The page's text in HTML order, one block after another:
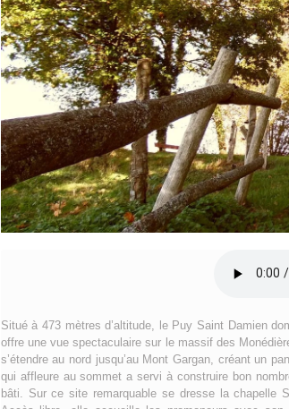
Situé à 473 mètres d’altitude, le Puy Saint Damien
offre une vue spectaculaire sur le massif des
s’étendre au nord jusqu’au Mont Gargan, créant un
qui affleure au sommet a servi à construire bon
bâti. Sur ce site remarquable se dresse la chapelle